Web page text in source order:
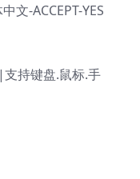
文-ACCEPT-YES
持键盘.鼠标.手